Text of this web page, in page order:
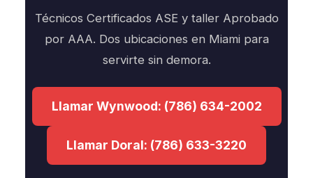
Técnicos Certificados ASE y taller Aprobado
por AAA. Dos ubicaciones en Miami para
servirte sin demora.
Llamar Wynwood: (786) 634-2002
Llamar Doral: (786) 633-3220